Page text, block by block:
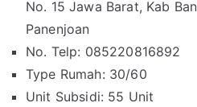
No. 15 Jawa Barat, Kab
Panenjoan
No. Telp: 085220816892
Type Rumah: 30/60
Unit Subsidi: 55 Unit